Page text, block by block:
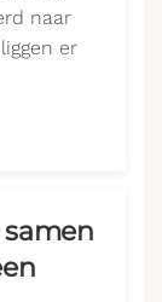
naar
er
samen